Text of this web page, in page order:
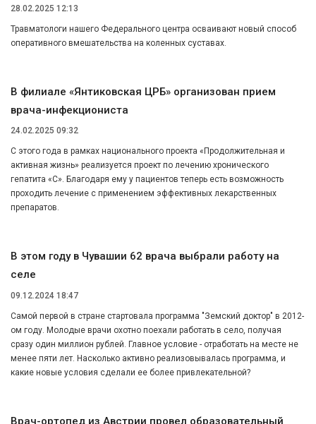
28.02.2025 12:13
Травматологи нашего Федерального центра осваивают новый способ
оперативного вмешательства на коленных суставах.
В филиале «Янтиковская ЦРБ» организован прием
врача-инфекциониста
24.02.2025 09:32
С этого года в рамках национального проекта «Продолжительная и
активная жизнь» реализуется проект по лечению хронического
гепатита «С». Благодаря ему у пациентов теперь есть возможность
проходить лечение с применением эффективных лекарственных
препаратов.
В этом году в Чувашии 62 врача выбрали работу на
селе
09.12.2024 18:47
Самой первой в стране стартовала программа "Земский доктор" в 2012-
ом году. Молодые врачи охотно поехали работать в село, получая
сразу один миллион рублей. Главное условие - отработать на месте не
менее пяти лет. Насколько активно реализовывалась программа, и
какие новые условия сделали ее более привлекательной?
Врач-ортопед из Австрии провел образовательный